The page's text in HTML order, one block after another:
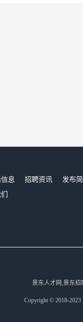
息 招聘资讯 发布
景东人才网,景东
Copyright © 2018-2023